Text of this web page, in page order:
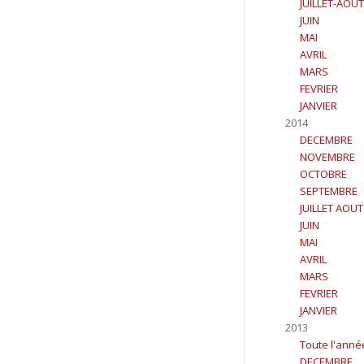
JUILLET-AOUT
JUIN
MAI
AVRIL
MARS
FEVRIER
JANVIER
2014
DECEMBRE
NOVEMBRE
OCTOBRE
SEPTEMBRE
JUILLET AOUT
JUIN
MAI
AVRIL
MARS
FEVRIER
JANVIER
2013
Toute